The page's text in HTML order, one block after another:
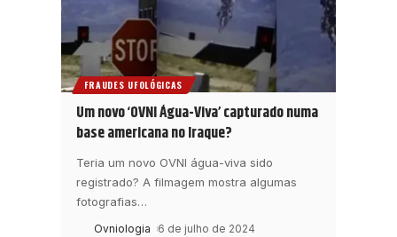
FRAUDES UFOLÓGICAS
Um novo ‘OVNI Água-Viva’ capturado numa
base americana no Iraque?
Teria um novo OVNI água-viva sido
registrado? A filmagem mostra algumas
fotografias…
Ovniologia 6 de julho de 2024